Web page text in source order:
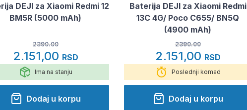
DEJI za Xiaomi Redmi 12
BM5R (5000 mAh)
2390.00
2.151,00 RSD
Ima na stanju
Dodaj u korpu
Baterija DEJI za Xiaomi Redmi
13C 4G/ Poco C655/ BN5Q
(4900 mAh)
2390.00
2.151,00 RSD
Poslednji komad
Dodaj u korpu